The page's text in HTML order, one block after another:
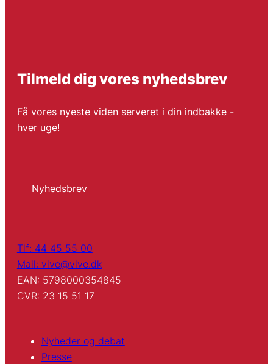
Tilmeld dig vores nyhedsbrev
Få vores nyeste viden serveret i din indbakke -
hver uge!
Nyhedsbrev
Tlf: 44 45 55 00
Mail: vive@vive.dk
EAN: 5798000354845
CVR: 23 15 51 17
Nyheder og debat
Presse